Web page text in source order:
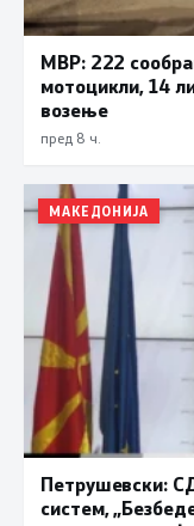
МВР: 222
мотоцикли, 14
возење
пред 8 ч.
МАКЕДОНИЈА
Петрушевски:
систем,